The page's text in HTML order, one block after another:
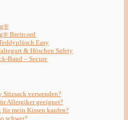
Breitcord
Easy
& Höschen Safety
Band – Secure
Sitzsack verwenden?
Allergiker geeignet?
mein Kissen kaufen?
schwer?